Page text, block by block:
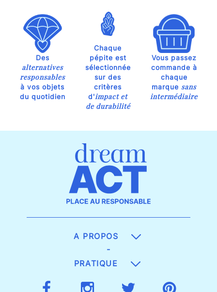
Des
alternatives
responsables
à vos objets
du quotidien
Chaque
pépite est
sélectionnée
sur des
critères
d'impact et
de durabilité
Vous passez
commande à
chaque
marque sans
intermédiaire
A PROPOS
-
PRATIQUE